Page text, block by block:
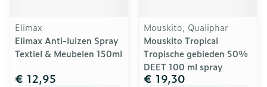
Elimax
Elimax Anti-luizen Spray
Textiel & Meubelen 150ml
€ 12,95
Mouskito, Qualiphar
Mouskito Tropical
Tropische gebieden 50%
DEET 100 ml spray
€ 19,30